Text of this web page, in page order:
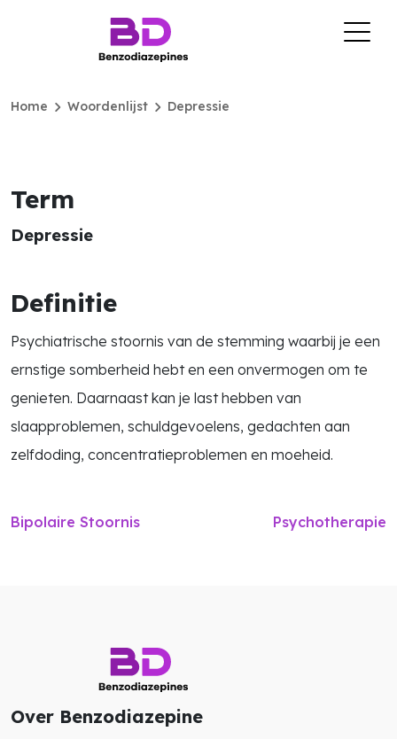
Zoek in alle artikelen
Home chevron_right Woordenlijst chevron_right Depressie
Term
Depressie
Definitie
Psychiatrische stoornis van de stemming waarbij je een
ernstige somberheid hebt en een onvermogen om te
genieten. Daarnaast kan je last hebben van
slaapproblemen, schuldgevoelens, gedachten aan
zelfdoding, concentratieproblemen en moeheid.
Bipolaire Stoornis Psychotherapie
Over Benzodiazepine